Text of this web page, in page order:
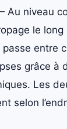
Au niveau
le long
passe entre
grâce à
Les
selon